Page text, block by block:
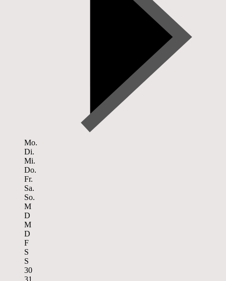
Mo.
Di.
Mi.
Do.
Fr.
Sa.
So.
M
D
M
D
F
S
S
30